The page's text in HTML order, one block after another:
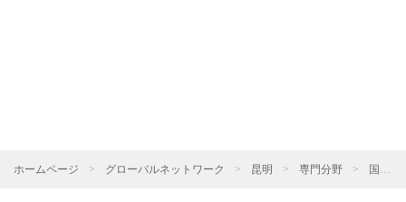
ホームページ > グローバルネットワーク > 昆明 > 専門分野 > 国有企業